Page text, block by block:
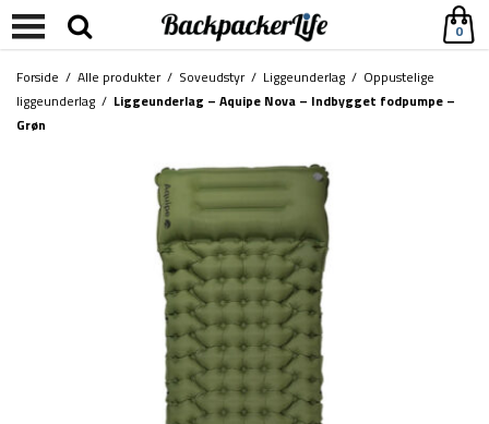
0
Forside / Alle produkter/ Soveudstyr/ Liggeunderlag / Oppustelige
liggeunderlag / Liggeunderlag – Aquipe Nova – Indbygget fodpumpe –
Grøn